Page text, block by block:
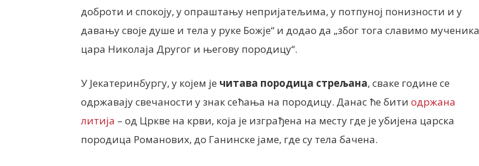
доброти и спокоју, у опраштању непријатељима, у потпуној понизности и у
давању своје душе и тела у руке Божје“ и додао да „због тога славимо мученика
цара Николаја Другог и његову породицу“.
У Јекатеринбургу, у којем је читава породица стрељана, сваке године се
одржавају свечаности у знак сећања на породицу. Данас ће бити одржана
литија – од Цркве на крви, која је изграђена на месту где је убијена царска
породица Романових, до Ганинске јаме, где су тела бачена.